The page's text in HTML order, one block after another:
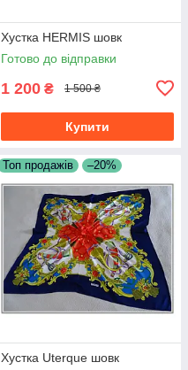
Хустка HERMIS шовк
Готово до відправки
1 200 ₴ 1 500 ₴
Купити
Топ продажів –20%
Хустка Uterque шовк